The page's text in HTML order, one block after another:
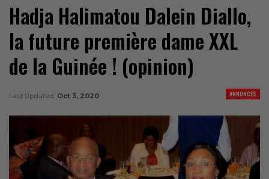
Hadja Halimatou Dalein Diallo,
la future première dame XXL
de la Guinée ! (opinion)
ANNONCES
Last Updated Oct 3, 2020